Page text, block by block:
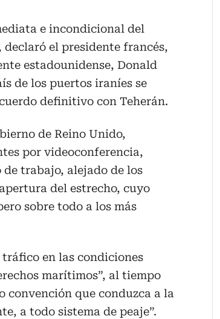
e incondicional del
declaró el presidente francés,
estadounidense, Donald
de los puertos iraníes se
definitivo con Teherán.
de Reino Unido,
por videoconferencia,
trabajo, alejado de los
del estrecho, cuyo
sobre todo a los más
tráfico en las condiciones
marítimos”, al tiempo
convención que conduzca a la
a todo sistema de peaje”.